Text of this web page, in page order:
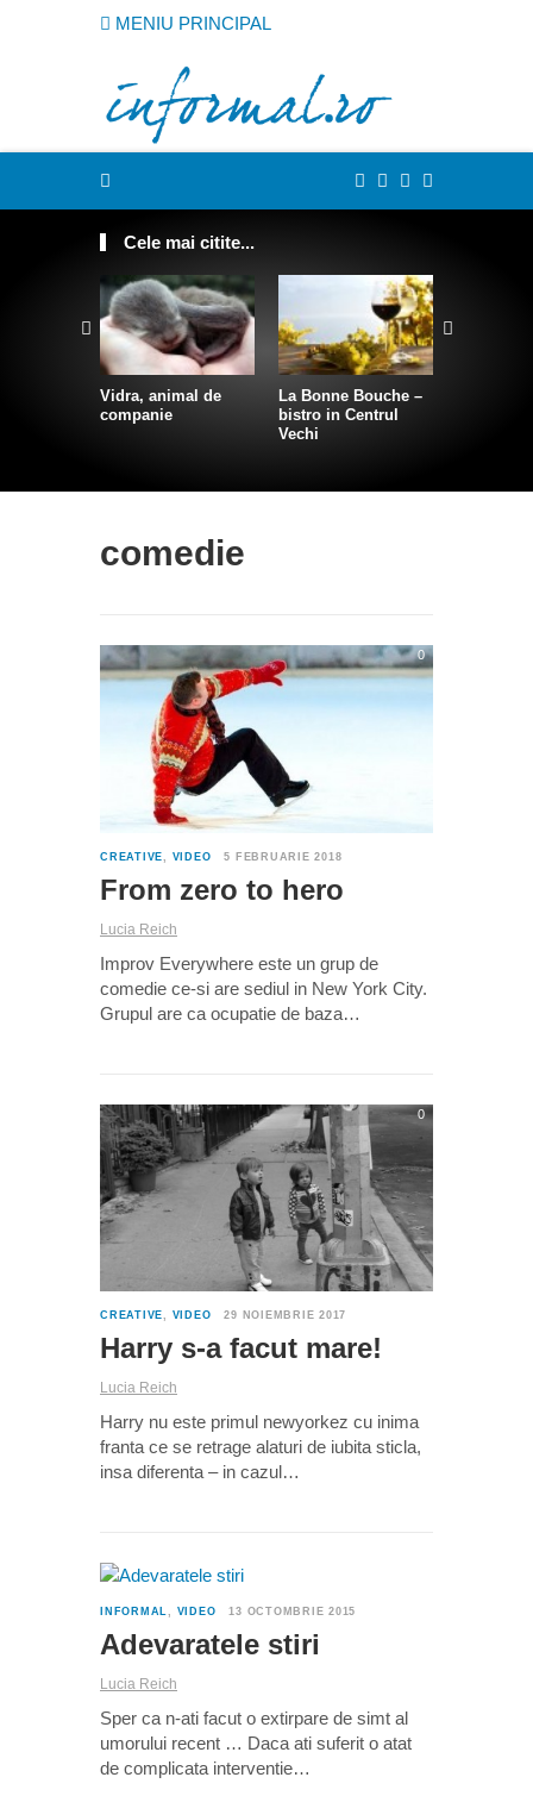
MENIU PRINCIPAL
Cele mai citite...
Vidra, animal de
companie
La Bonne Bouche –
bistro in Centrul
Vechi
comedie
CREATIVE VIDEO 5 FEBRUARIE 2018
From zero to hero
0
Lucia Reich
Improv Everywhere este un grup de
comedie ce-si are sediul in New York City.
Grupul are ca ocupatie de baza…
CREATIVE, VIDEO 29 NOIEMBRIE 2017
Harry s-a facut mare!
0
Lucia Reich
Harry nu este primul newyorkez cu inima
franta ce se retrage alaturi de iubita sticla,
insa diferenta – in cazul…
INFORMAL, VIDEO 13 OCTOMBRIE 2015
Adevaratele stiri
Lucia Reich
Sper ca n-ati facut o extirpare de simt al
umorului recent … Daca ati suferit o atat
de complicata interventie…